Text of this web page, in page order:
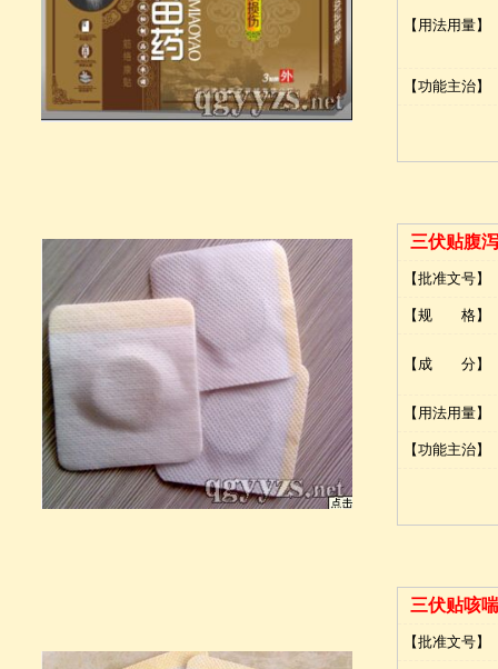
【用法用量】
【功能主治】
三伏贴腹
【批准文号】
【规 格】
【成 分】
【用法用量】
【功能主治】
三伏贴咳
【批准文号】